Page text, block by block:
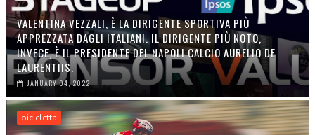
VALENTINA VEZZALI, È LA DIRIGENTE SPORTIVA PIÙ
APPREZZATA DAGLI ITALIANI. IL DIRIGENTE PIÙ NOTO,
INVECE, È IL PRESIDENTE DEL NAPOLI CALCIO AURELIO DE
LAURENTIIS.
JANUARY 04, 2022
bicicletta